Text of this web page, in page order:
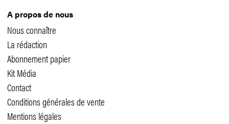
A propos de nous
Nous connaître
La rédaction
Abonnement papier
Kit Média
Contact
Conditions générales de vente
Mentions légales